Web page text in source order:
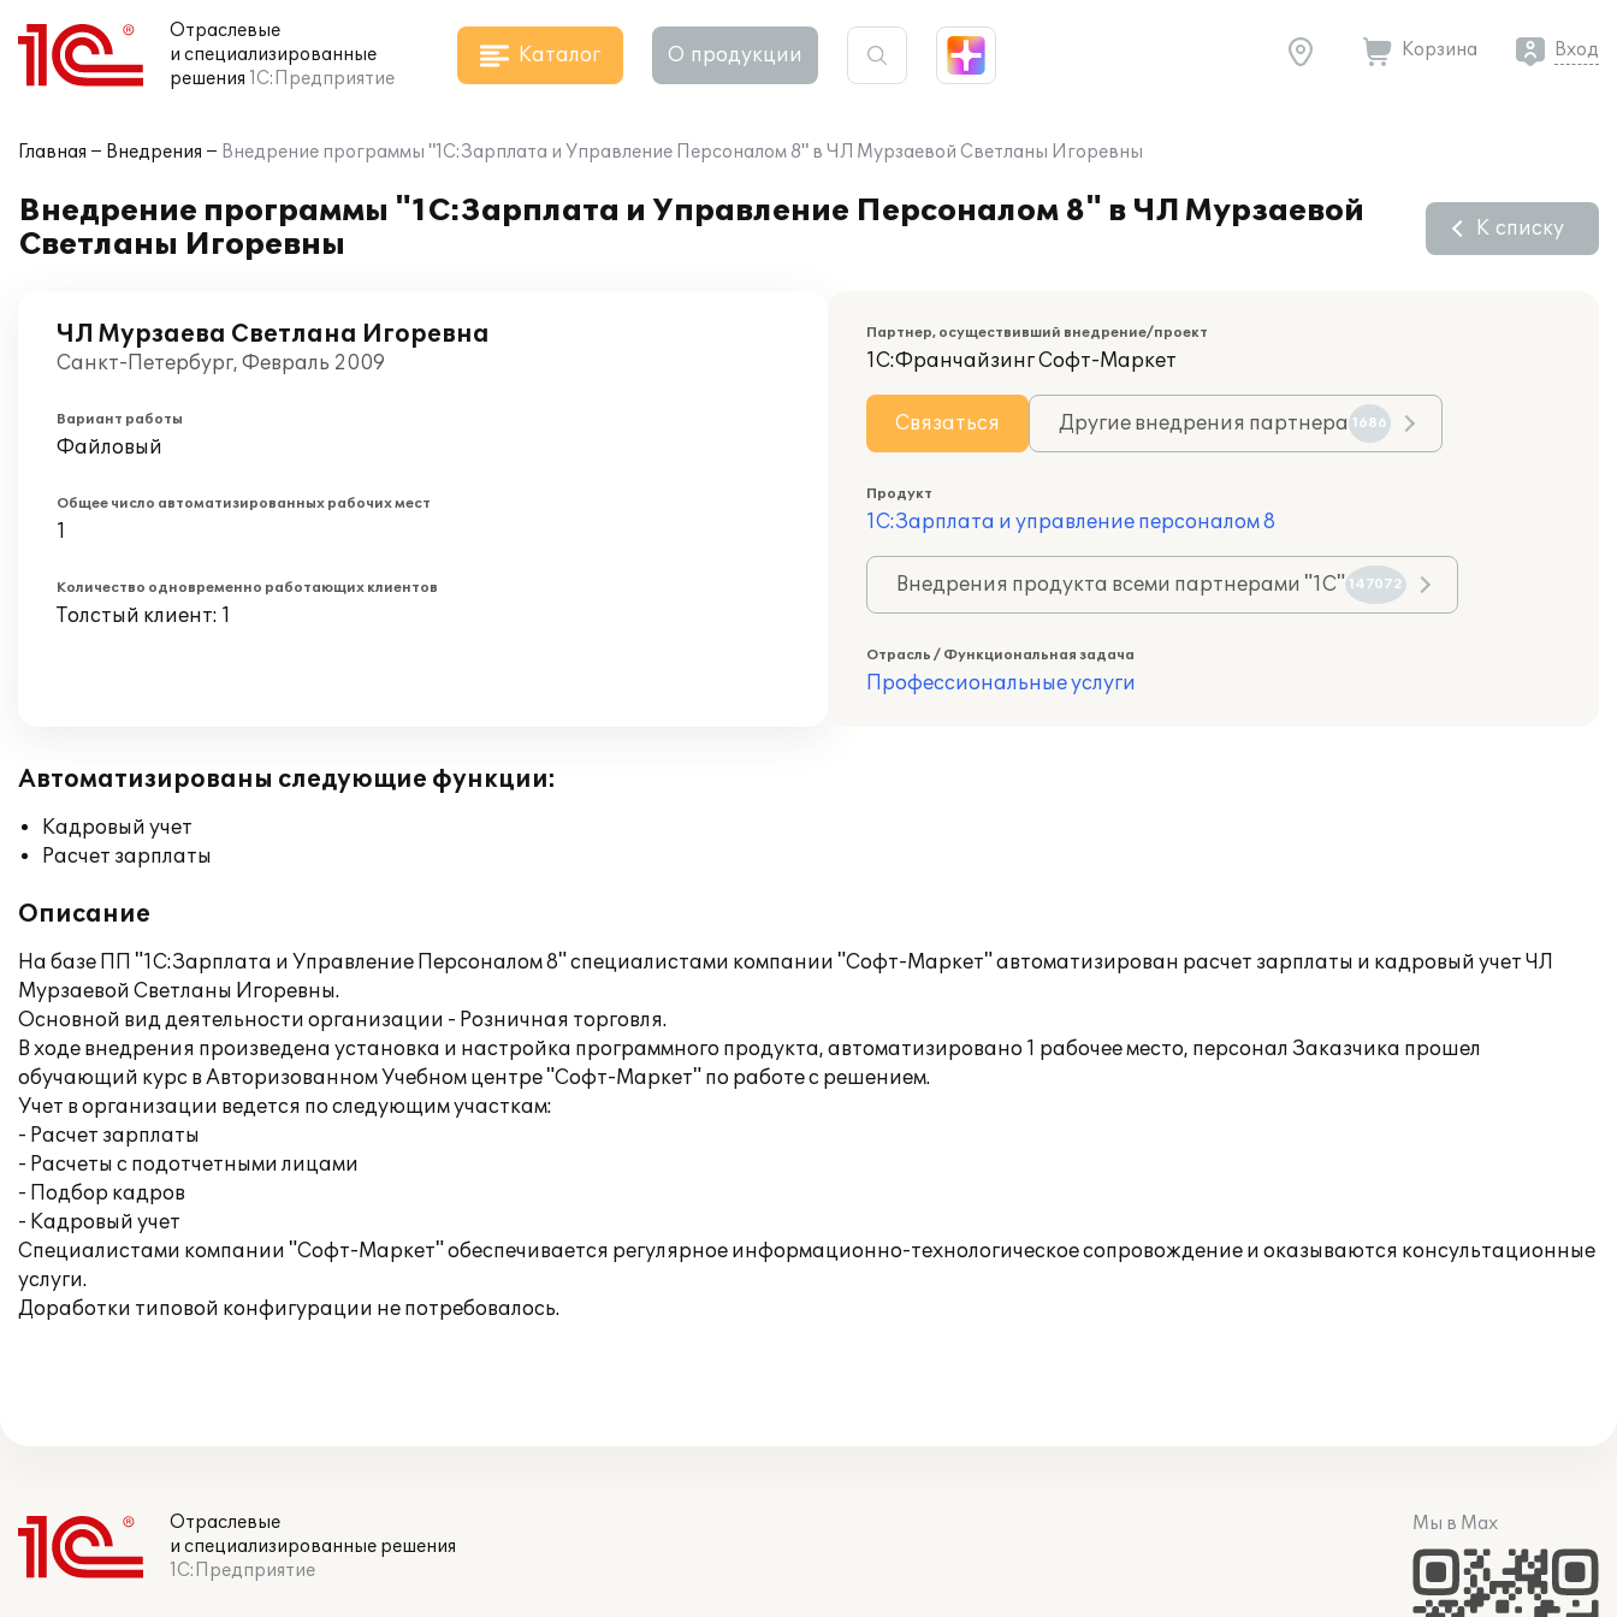
Отраслевые
и специализированные
решения 1С:Предприятие
Каталог О продукции Корзина Вход
Главная Внедрения Внедрение программы "1С:Зарплата и Управление Персоналом 8" в ЧЛ Мурзаевой Светланы Игоревны
Внедрение программы "1С:Зарплата и Управление Персоналом 8" в ЧЛ Мурзаевой
Светланы Игоревны
К списку
ЧЛ Мурзаева Светлана Игоревна
Санкт-Петербург, Февраль 2009
Вариант работы
Файловый
Общее число автоматизированных рабочих мест
1
Количество одновременно работающих клиентов
Толстый клиент: 1
Партнер, осуществивший внедрение/проект
1С:Франчайзинг Софт-Маркет
Связаться Другие внедрения партнера 1686
Продукт
1С:Зарплата и управление персоналом 8
Внедрения продукта всеми партнерами "1С" 147072
Отрасль / Функциональная задача
Профессиональные услуги
Автоматизированы следующие функции:
Кадровый учет
Расчет зарплаты
Описание
На базе ПП "1С:Зарплата и Управление Персоналом 8" специалистами компании "Софт-Маркет" автоматизирован расчет зарплаты и кадровый учет ЧЛ
Мурзаевой Светланы Игоревны.
Основной вид деятельности организации - Розничная торговля.
В ходе внедрения произведена установка и настройка программного продукта, автоматизировано 1 рабочее место, персонал Заказчика прошел
обучающий курс в Авторизованном Учебном центре "Софт-Маркет" по работе с решением.
Учет в организации ведется по следующим участкам:
- Расчет зарплаты
- Расчеты с подотчетными лицами
- Подбор кадров
- Кадровый учет
Специалистами компании "Софт-Маркет" обеспечивается регулярное информационно-технологическое сопровождение и оказываются консультационные
услуги.
Доработки типовой конфигурации не потребовалось.
Отраслевые
и специализированные решения
1С:Предприятие
Мы в Max